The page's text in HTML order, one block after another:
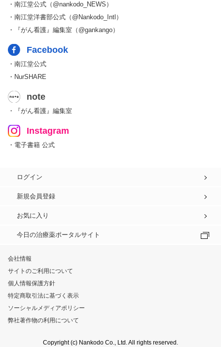
・南江堂公式（@nankodo_NEWS）
・南江堂洋書部公式（@Nankodo_Intl）
・『がん看護』編集室（@gankango）
Facebook
・南江堂公式
・NurSHARE
note
・『がん看護』編集室
Instagram
・電子書籍 公式
ログイン
新規会員登録
お気に入り
今日の治療薬ポータルサイト
会社情報
サイトのご利用について
個人情報保護方針
特定商取引法に基づく表示
ソーシャルメディアポリシー
弊社著作物の利用について
Copyright (c) Nankodo Co., Ltd. All rights reserved.